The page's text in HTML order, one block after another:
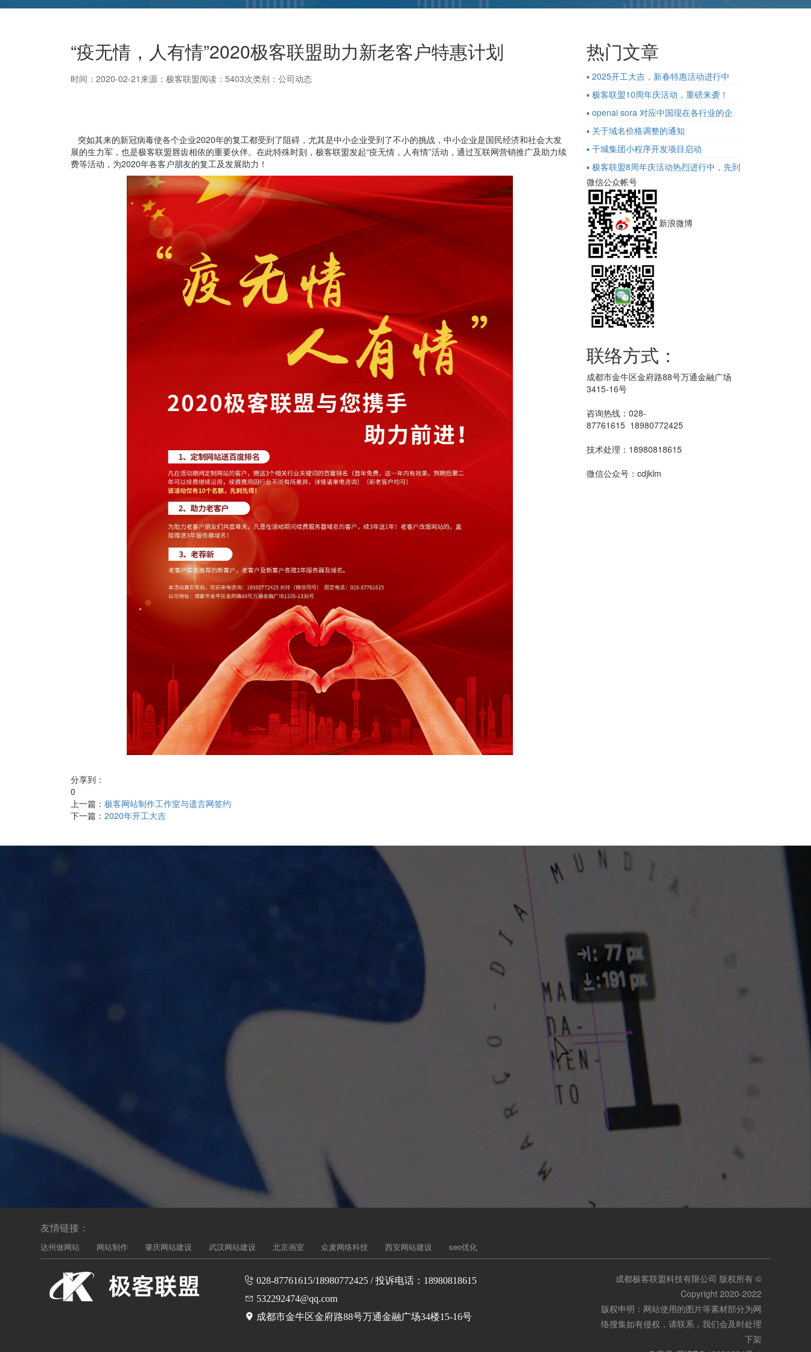
“疫无情，人有情”2020极客联盟助力新老客户特惠计划
时间：2020-02-21来源：极客联盟阅读：5403次类别：公司动态
突如其来的新冠病毒使各个企业2020年的复工都受到了阻碍，尤其是中小企业受到了不小的挑战，中小企业是国民经济和社会大发
展的生力军，也是极客联盟唇齿相依的重要伙伴。在此特殊时刻，极客联盟发起“疫无情，人有情”活动，通过互联网营销推广及助力续
费等活动，为2020年各客户朋友的复工及发展助力！
分享到：
0
上一篇： 极客网站制作工作室与遗言网签约
下一篇： 2020年开工大吉
热门文章
▪ 2025开工大吉，新春特惠活动进行中
▪ 极客联盟10周年庆活动，重磅来袭！
▪ openai sora 对应中国现在各行业的企
业的影响
▪ 关于域名价格调整的通知
▪ 干城集团小程序开发项目启动
▪ 极客联盟8周年庆活动热烈进行中，先到
先得！
微信公众帐号
新浪微博
联络方式：
成都市金牛区金府路88号万通金融广场
3415-16号
咨询热线：028-
87761615 18980772425
技术处理：18980818615
微信公众号：cdjklm
友情链接：
达州做网站 网站制作 肇庆网站建设 武汉网站建设 北京画室 众麦网络科技 西安网站建设 seo优化
028-87761615/18980772425 / 投诉电话：18980818615
532292474@qq.com
成都市金牛区金府路88号万通金融广场34楼15-16号
成都极客联盟科技有限公司 版权所有 ©
Copyright 2020-2022
版权申明：网站使用的图片等素材部分为网
络搜集如有侵权，请联系，我们会及时处理
下架